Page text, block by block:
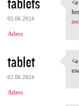
02.06.2024
Adres
<a
<a
tablet
02.06.2024
Adres
<a